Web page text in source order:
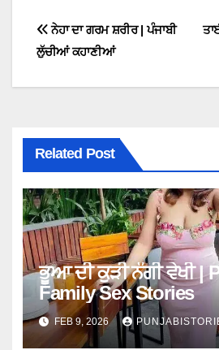
P
o
t
n
a
v
i
g
a
ਨੇਹਾ ਦਾ ਗਰਮ ਸ਼ਰੀਰ | ਪੰਜਾਬੀ
ਲੁੱਚੀਆਂ ਕਹਾਣੀਆਂ
Related Post
ਭੂਆ ਦੀ ਕੁੜੀ ਨੰਗੀ ਵੇਖੀ |
Family Sex Stories
FEB 9, 2026